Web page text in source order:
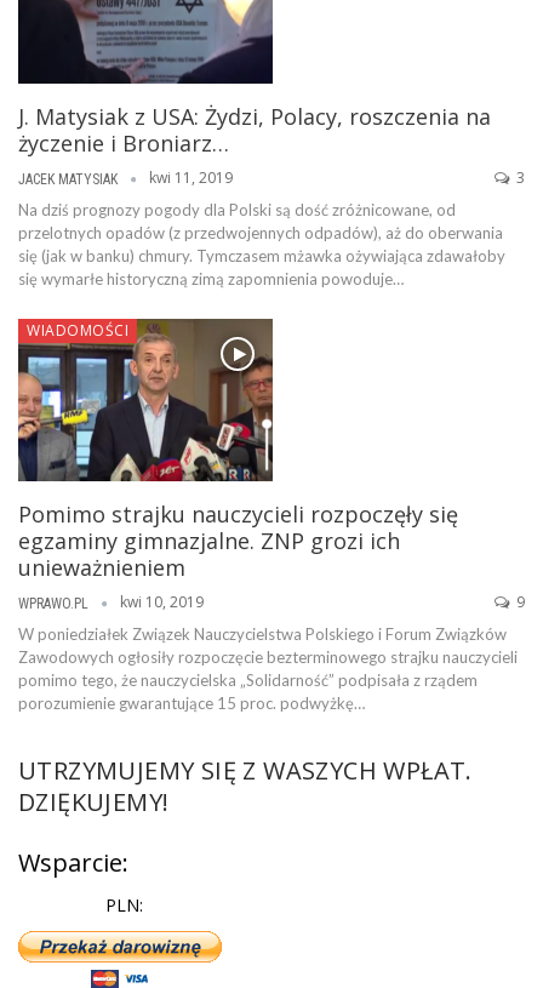
J. Matysiak z USA: Żydzi, Polacy, roszczenia na
życzenie i Broniarz…
JACEK MATYSIAK kwi 11, 2019 3
Na dziś prognozy pogody dla Polski są dość zróżnicowane, od
przelotnych opadów (z przedwojennych odpadów), aż do oberwania
się (jak w banku) chmury. Tymczasem mżawka ożywiająca zdawałoby
się wymarłe historyczną zimą zapomnienia powoduje…
WIADOMOŚCI
Pomimo strajku nauczycieli rozpoczęły się
egzaminy gimnazjalne. ZNP grozi ich
unieważnieniem
WPRAWO.PL kwi 10, 2019 9
W poniedziałek Związek Nauczycielstwa Polskiego i Forum Związków
Zawodowych ogłosiły rozpoczęcie bezterminowego strajku nauczycieli
pomimo tego, że nauczycielska „Solidarność” podpisała z rządem
porozumienie gwarantujące 15 proc. podwyżkę…
UTRZYMUJEMY SIĘ Z WASZYCH WPŁAT.
DZIĘKUJEMY!
Wsparcie:
PLN: